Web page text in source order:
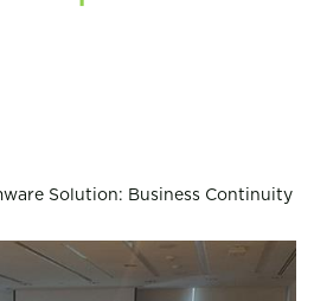
Solution: Business Continuity